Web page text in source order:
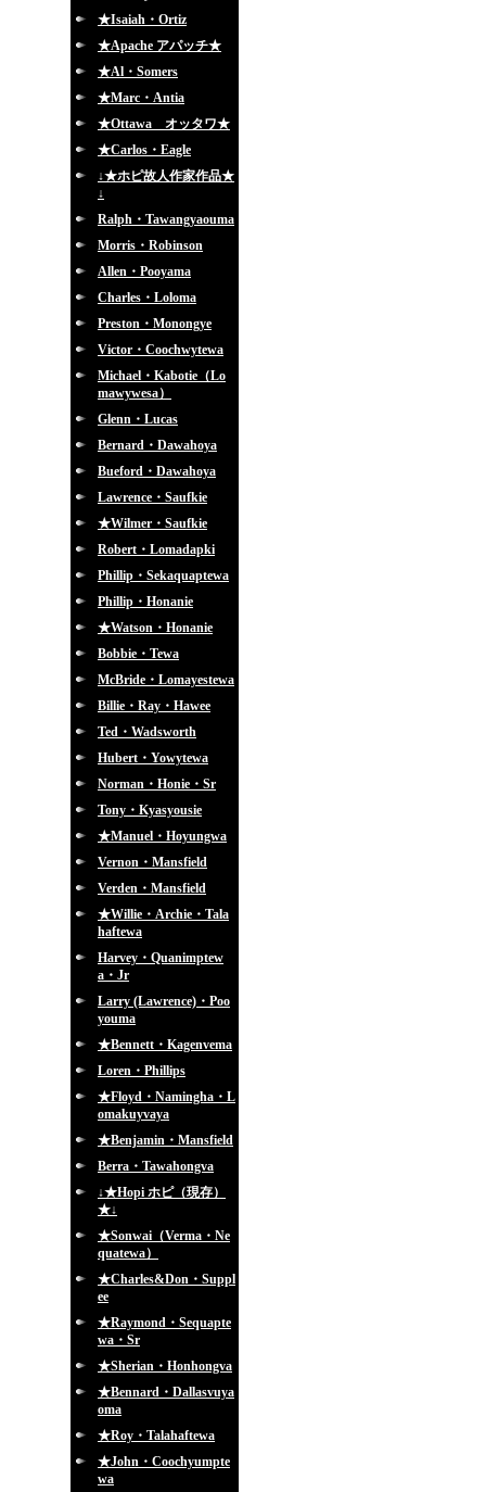
★Isaiah・Ortiz
★Apache アパッチ★
★Al・Somers
★Marc・Antia
★Ottawa オッタワ★
★Carlos・Eagle
↓★ホピ故人作家作品★
↓
Ralph・Tawangyaouma
Morris・Robinson
Allen・Pooyama
Charles・Loloma
Preston・Monongye
Victor・Coochwytewa
Michael・Kabotie（Lo
mawywesa）
Glenn・Lucas
Bernard・Dawahoya
Bueford・Dawahoya
Lawrence・Saufkie
★Wilmer・Saufkie
Robert・Lomadapki
Phillip・Sekaquaptewa
Phillip・Honanie
★Watson・Honanie
Bobbie・Tewa
McBride・Lomayestewa
Billie・Ray・Hawee
Ted・Wadsworth
Hubert・Yowytewa
Norman・Honie・Sr
Tony・Kyasyousie
★Manuel・Hoyungwa
Vernon・Mansfield
Verden・Mansfield
★Willie・Archie・Tala
haftewa
Harvey・Quanimptew
a・Jr
Larry (Lawrence)・Poo
youma
★Bennett・Kagenvema
Loren・Phillips
★Floyd・Namingha・L
omakuyvaya
★Benjamin・Mansfield
Berra・Tawahongva
↓★Hopi ホピ（現存）
★↓
★Sonwai（Verma・Ne
quatewa）
★Charles&Don・Suppl
ee
★Raymond・Sequapte
wa・Sr
★Sherian・Honhongva
★Bennard・Dallasvuya
oma
★Roy・Talahaftewa
★John・Coochyumpte
wa